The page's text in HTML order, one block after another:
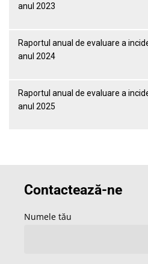
anul 2023
Raportul anual de evaluare a
anul 2024
Raportul anual de evaluare a
anul 2025